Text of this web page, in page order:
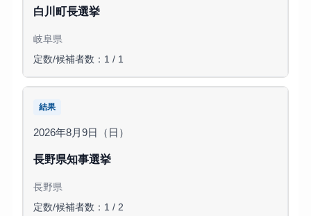
白川町長選挙
岐阜県
定数/候補者数：1 / 1
結果
2026年8月9日（日）
長野県知事選挙
長野県
定数/候補者数：1 / 2